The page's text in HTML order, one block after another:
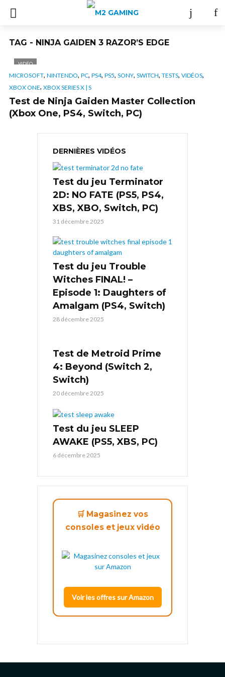
TAG - NINJA GAIDEN 3 RAZOR’S EDGE
VIDÉO
MICROSOFT, NINTENDO, PC, PS4, PS5, SONY, SWITCH, TESTS, VIDÉOS,
XBOX ONE, XBOX SERIES X | S
Test de Ninja Gaiden Master Collection
(Xbox One, PS4, Switch, PC)
DERNIÈRES VIDÉOS
Test du jeu Terminator
2D: NO FATE (PS5, PS4,
XBS, XBO, Switch, PC)
31 décembre 2025
Test du jeu Trouble
Witches FINAL! –
Episode 1: Daughters of
Amalgam (PS4, Switch)
28 décembre 2025
Test de Metroid Prime
4: Beyond (Switch 2,
Switch)
20 décembre 2025
Test du jeu SLEEP
AWAKE (PS5, XBS, PC)
6 décembre 2025
🛒 Magasinez vos
consoles et jeux vidéo
Voir les offres sur Amazon